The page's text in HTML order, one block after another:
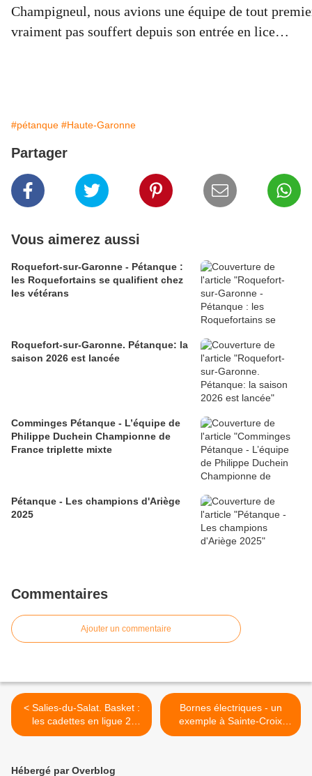
Champigneul, nous avions une équipe de tout
vraiment pas souffert depuis son entrée en lice…
#pétanque #Haute-Garonne
Partager
Vous aimerez aussi
Roquefort-sur-Garonne - Pétanque :
les Roquefortains se qualifient chez
les vétérans
Roquefort-sur-Garonne. Pétanque: la
saison 2026 est lancée
Comminges Pétanque - L’équipe de
Philippe Duchein Championne de
France triplette mixte
Pétanque - Les champions d'Ariège
2025
Commentaires
Ajouter un commentaire
< Salies-du-Salat. Basket :
les cadettes en ligue 2
régionale
Bornes électriques - un
exemple à Sainte-Croix
Volvestre >
Hébergé par Overblog